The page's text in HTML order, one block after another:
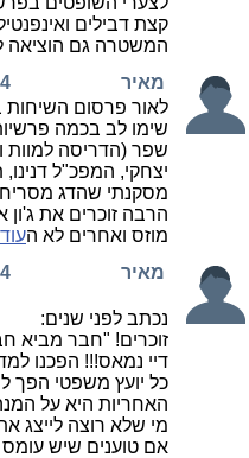
קצת דבילים
המשטרה גם הוציאה
מאיר
לאור פרסום השיחות
שימו לב בכמה
שפר (הדריסה למוות
יצחקי, המפכ"ל דנינו,
מסקנתי שהדג
מוזס ואחרים לא ה
מאיר
נכתב לפני שנים:
זוכרים! "חבר מביא חבר". "קליקה סגורה" "95,000 ש"ח פנסיה" "יציאה לפנסיה בגיל
דיי נמאס!!! הפכנו
כל יועץ משפטי הפך
האחריות היא על
מי שלא רוצה לייצג
אם טוענים שיש עומס